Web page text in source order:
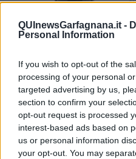
QUInewsGarfagnana.it -
Personal Information
If you wish to opt-out of the
processing of your personal
targeted advertising by us,
section to confirm your
opt-out request is processed
interest-based ads based on
us or personal information
your opt-out. You may
Vi propongo questo Elba Bianco
(Inzolia), Biancame Trebbiano
Ilaria e Giulia dalle quali prende
seguente esame organolettico.
verdognoli (tonalità brillante).
sentori di pesca e mela acerba,
equilibrato, note minerali.